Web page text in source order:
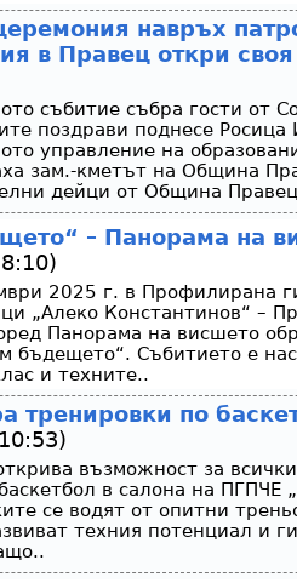
навръх
в Правец откри
събитие събра гости от
поздрави поднесе Росица
управление на
зам.-кметът на Община
дейци от Община
– Панорама на
2025 г. в Профилирана
„Алеко Константинов“ –
Панорама на висшето
бъдещето“. Събитието е
и техните..
тренировки по
възможност за
в салона на ПГПЧЕ
се водят от опитни
техния потенциал и